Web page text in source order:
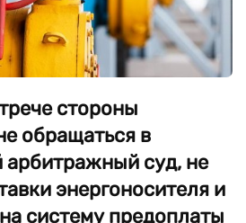
стороны
обращаться в
арбитражный суд, не
энергоносителя и
систему предоплаты